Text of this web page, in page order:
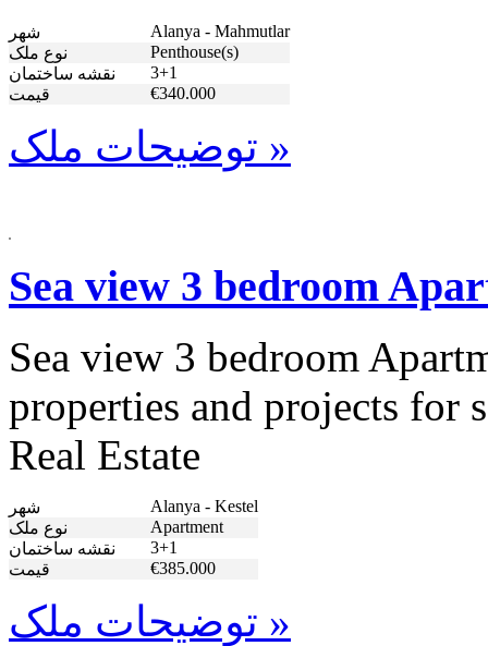
شهر
Alanya - Mahmutlar
نوع ملک
Penthouse(s)
نقشه ساختمان
3+1
قیمت
€340.000
توضیحات ملک »
Sea view 3 bedroom
Sea view 3 bedroom
properties and projects for
Real Estate
شهر
Alanya - Kestel
نوع ملک
Apartment
نقشه ساختمان
3+1
قیمت
€385.000
توضیحات ملک »